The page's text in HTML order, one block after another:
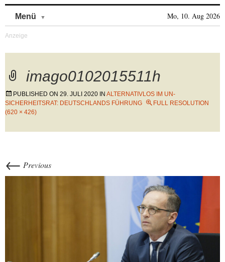
Menü Mo, 10. Aug 2026
imago0102015511h
PUBLISHED ON 29. JULI 2020 IN ALTERNATIVLOS IM UN-
SICHERHEITSRAT: DEUTSCHLANDS FÜHRUNG
FULL RESOLUTION
(620 × 426)
← Previous